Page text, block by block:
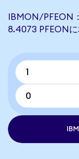
IBMON/PFEON
8.4073 PFEON